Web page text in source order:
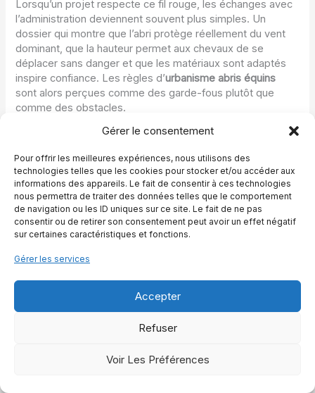
Gérer le consentement
Pour offrir les meilleures expériences, nous utilisons des
technologies telles que les cookies pour stocker et/ou accéder aux
informations des appareils. Le fait de consentir à ces technologies
nous permettra de traiter des données telles que le comportement
de navigation ou les ID uniques sur ce site. Le fait de ne pas
consentir ou de retirer son consentement peut avoir un effet négatif
sur certaines caractéristiques et fonctions.
Gérer les services
Accepter
Refuser
Voir Les Préférences
Lorsqu’un projet respecte ce fil rouge, les échanges avec
l’administration deviennent souvent plus simples. Un
dossier qui montre que l’abri protège réellement du vent
dominant, que la hauteur permet aux chevaux de se
déplacer sans danger et que les matériaux sont adaptés
inspire confiance. Les règles d’urbanisme abris équins
sont alors perçues comme des garde-fous plutôt que
comme des obstacles.
ce n’est pas seulement l’autorisation obtenue, mais la
manière dont l’abri s’inscrit dans la vie quotidienne du
cheval. C’est ce regard global qui permet de passer
sereinement du plan à la réalité.
FAQ
?
importantes. Des arbres et des haies peuvent améliorer le
cette exigence, surtout en cas de pluie battante ou de
au cas par cas, mais un abri construit, ouvert et